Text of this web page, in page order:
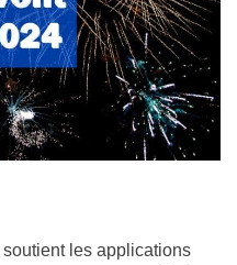
les applications